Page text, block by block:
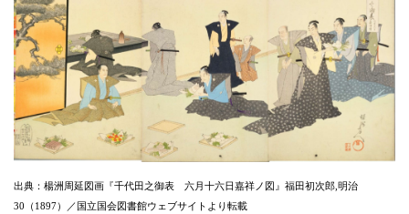
出典：楊洲周延図画『千代田之御表 六月十六日嘉祥ノ図』福田初次郎,明治
30（1897）／国立国会図書館ウェブサイトより転載